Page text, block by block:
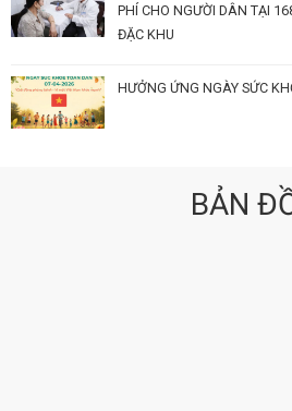
PHÍ CHO NGƯỜI DÂN TẠI
ĐẶC KHU
HƯỞNG ỨNG NGÀY SỨC
BẢN